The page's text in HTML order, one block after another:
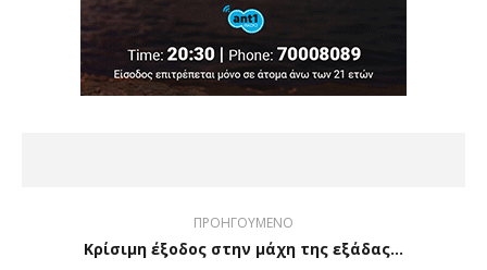
ΠΡΟΗΓΟΥΜΕΝΟ
Κρίσιμη έξοδος στην μάχη της εξάδας…